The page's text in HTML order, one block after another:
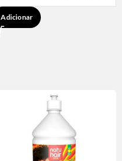
Adicionar